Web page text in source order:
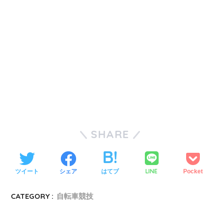
SHARE
ツイート シェア はてブ LINE Pocket
CATEGORY : 自転車競技